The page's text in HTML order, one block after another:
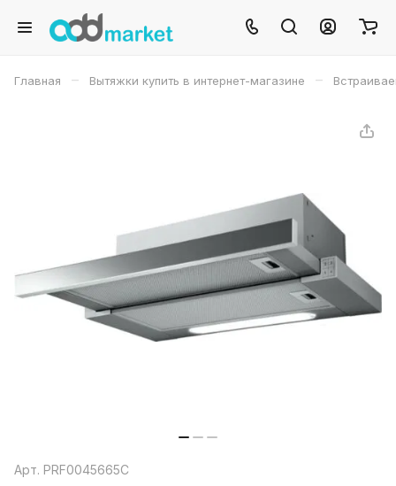
Главная – Вытяжки купить в интернет-магазине –
Арт. PRF0045665C